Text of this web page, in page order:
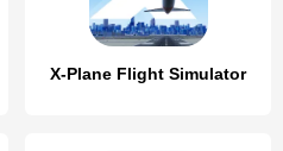
X-Plane Flight Simulator